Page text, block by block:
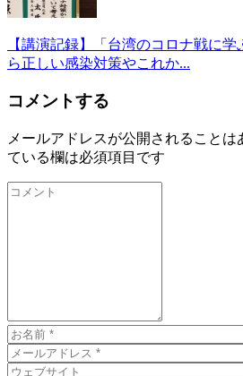
【講演記録】「台湾のコロナ戦に
ら正しい感染対策やこれか...
コメントする
メールアドレスが公開されることは
ている欄は必須項目です